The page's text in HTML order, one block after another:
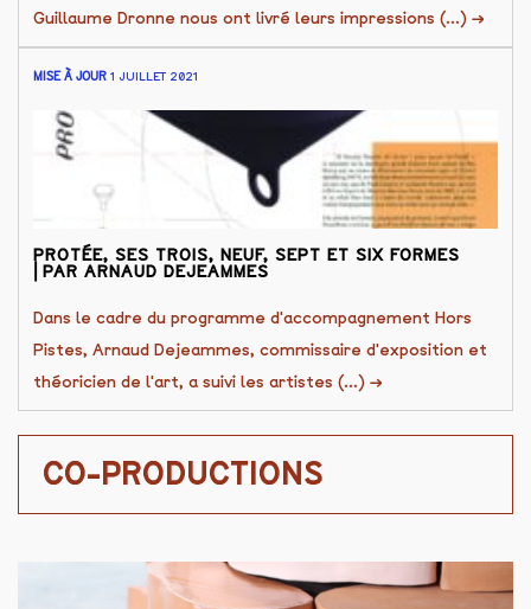
Guillaume Dronne nous ont livré leurs impressions (...) →
MISE À JOUR 1 JUILLET 2021
PROTÉE, SES TROIS, NEUF, SEPT ET SIX FORMES
⎜PAR ARNAUD DEJEAMMES
Dans le cadre du programme d'accompagnement Hors
Pistes, Arnaud Dejeammes, commissaire d'exposition et
théoricien de l'art, a suivi les artistes (...) →
CO-PRODUCTIONS